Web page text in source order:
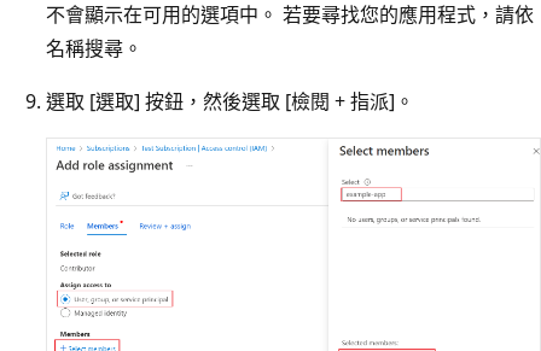
不會顯示在可用的選項中。 若要尋找您的應用程式，請依
名稱搜尋。
選取 [選取] 按鈕，然後選取 [檢閱 + 指派] 。